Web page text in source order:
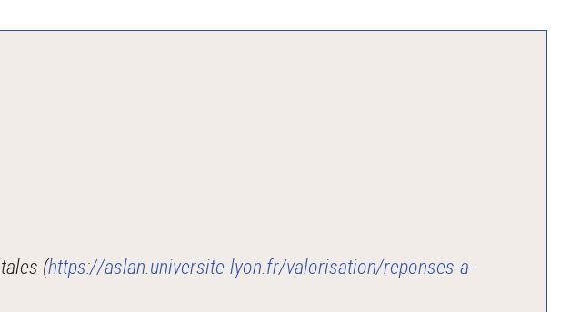
(https://aslan.universite-lyon.fr/valorisation/reponses-a-